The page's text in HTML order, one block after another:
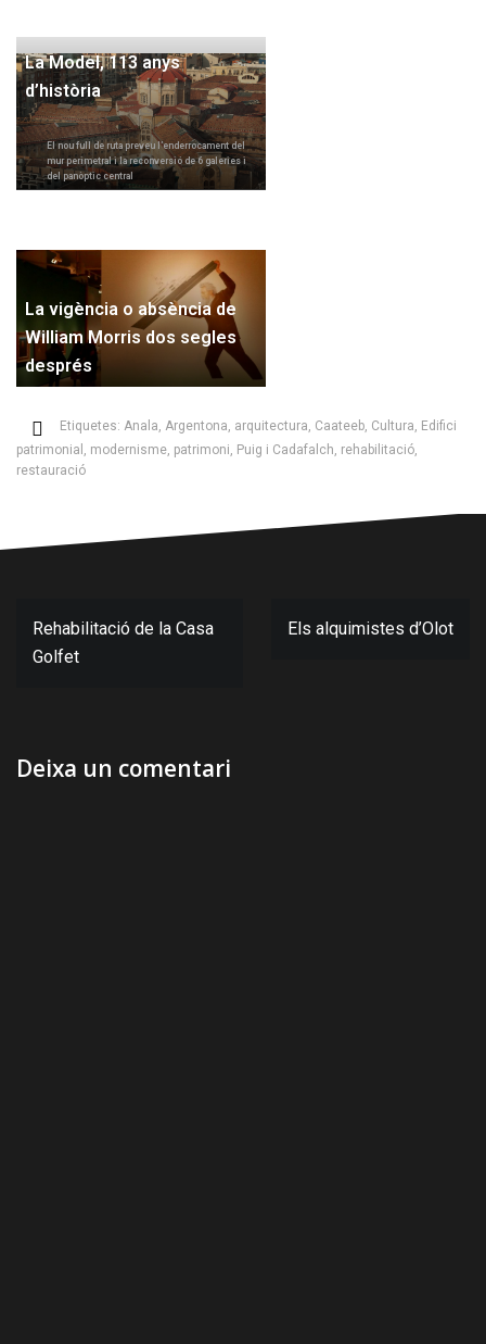
La Model, 113 anys
d’història
El nou full de ruta preveu l’enderrocament del
mur perimetral i la reconversió de 6 galeries i
del panòptic central
La vigència o absència de
William Morris dos segles
després
Etiquetes: Anala, Argentona, arquitectura, Caateeb, Cultura, Edifici
patrimonial , modernisme, patrimoni, Puig i Cadafalch, rehabilitació,
restauració
Navegació
d'entrades
Rehabilitació de la Casa
Golfet
Els alquimistes d’Olot
Deixa un comentari